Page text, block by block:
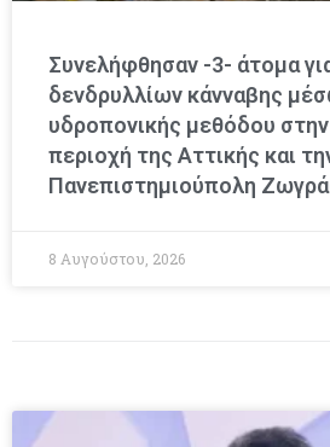
Συνελήφθησαν -3- άτομα
δενδρυλλίων κάνναβης
υδροπονικής μεθόδου
περιοχή της Αττικής και
Πανεπιστημιούπολη
8 Αυγούστου, 2026